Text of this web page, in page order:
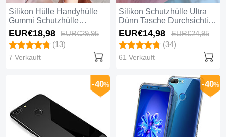
Silikon Hülle Handyhülle
Gummi Schutzhülle
Blumen für Huawei Honor
9 Lite Blau
EUR€18,98 EUR€29,95
(13)
7 Verkauft
Silikon Schutzhülle Ultra
Dünn Tasche Durchsichtig
Transparent T10 für
Huawei Honor 9 Lite Blau
EUR€14,98 EUR€24,95
(34)
61 Verkauft
-40% -40%